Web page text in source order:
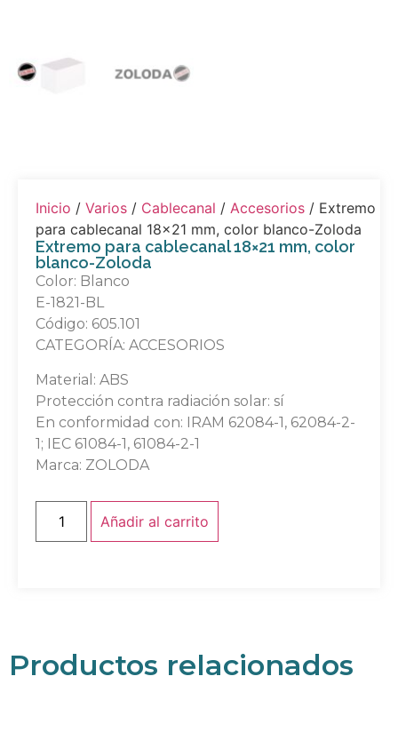
Inicio / Varios / Cablecanal / Accesorios / Extremo
para cablecanal 18×21 mm, color blanco-Zoloda
Extremo para cablecanal 18×21 mm, color
blanco-Zoloda
Color: Blanco
E-1821-BL
Código: 605.101
CATEGORÍA: ACCESORIOS
Material: ABS
Protección contra radiación solar: sí
En conformidad con: IRAM 62084-1, 62084-2-
1; IEC 61084-1, 61084-2-1
Marca: ZOLODA
Añadir al carrito
Productos relacionados